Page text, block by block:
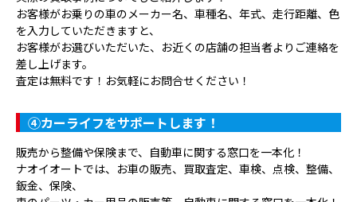
お客様がお乗りの車のメーカー名、車種名、年式、走行距離、色
を入力していただきますと、
お客様がお選びいただいた、お近くの店舗の担当者よりご連絡を
差し上げます。
査定は無料です！お気軽にお問合せください！
④カーライフをサポートします！
販売から整備や保険まで、自動車に関する窓口を一本化！
ナオイオートでは、お車の販売、買取査定、車検、点検、整備、
鈑金、保険、